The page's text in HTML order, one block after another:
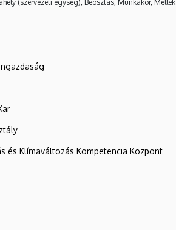
(szervezeti egység), Beosztás, Munkakör, Mellék
és Klímaváltozás Kompetencia Központ